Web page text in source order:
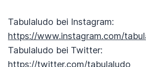
Tabulaludo bei Instagram:
https://www.instagram.com/
Tabulaludo bei Twitter:
https://twitter.com/tabulaludo